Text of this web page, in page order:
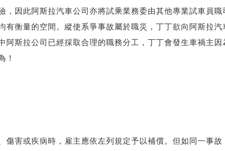
，因此阿斯拉汽車公司亦將試乘業務委由其他專業試車員
有衡量的空間。縱使系爭事故屬於職災，丁丁欲向阿斯拉
阿斯拉公司已經採取合理的職務分工，丁丁會發生車禍主
！
傷害或疾病時，雇主應依左列規定予以補償。但如同一事